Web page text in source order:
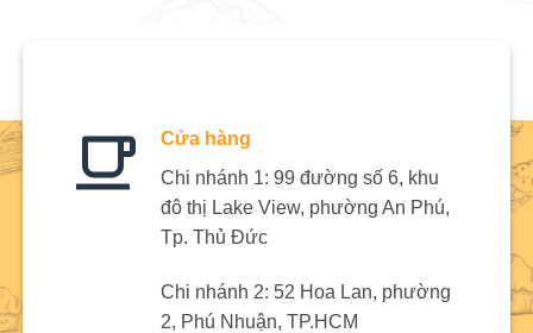
Cửa hàng
Chi nhánh 1: 99 đường số 6, khu
đô thị Lake View, phường An Phú,
Tp. Thủ Đức
Chi nhánh 2: 52 Hoa Lan, phường
2, Phú Nhuận, TP.HCM